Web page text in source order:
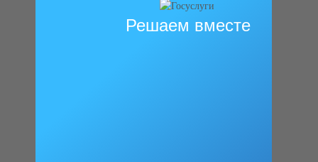
Решаем вместе